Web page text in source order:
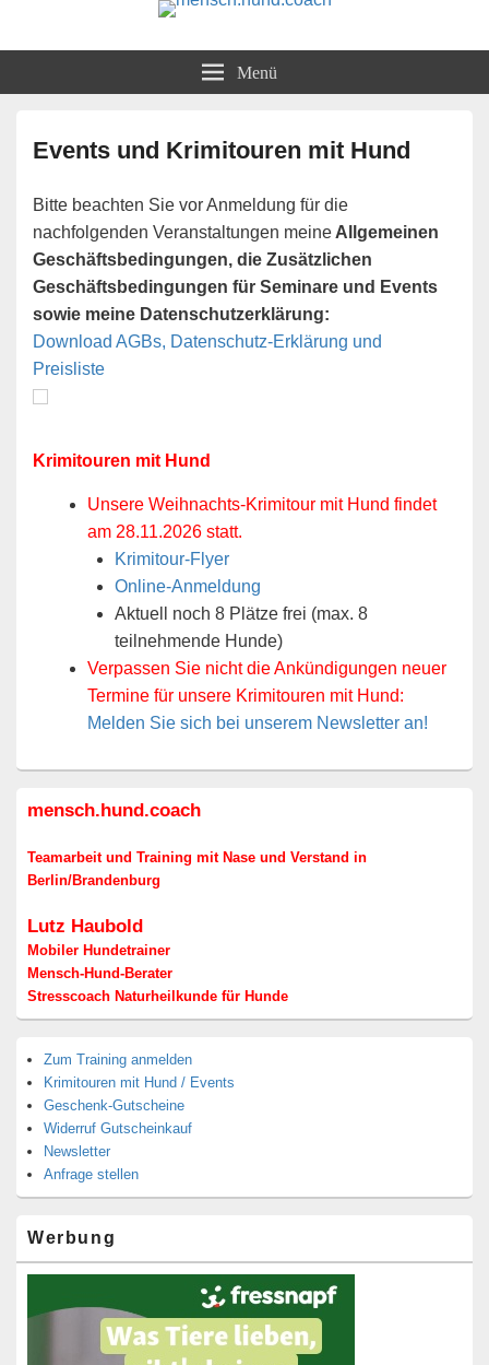
mensch.hund.coach
Menü
Events und Krimitouren mit Hund
Bitte beachten Sie vor Anmeldung für die
nachfolgenden Veranstaltungen meine Allgemeinen
Geschäftsbedingungen, die Zusätzlichen
Geschäftsbedingungen für Seminare und Events
sowie meine Datenschutzerklärung:
Download AGBs, Datenschutz-Erklärung und
Preisliste
Krimitouren mit Hund
Unsere Weihnachts-Krimitour mit Hund findet
am 28.11.2026 statt.
Krimitour-Flyer
Online-Anmeldung
Aktuell noch 8 Plätze frei (max. 8
teilnehmende Hunde)
Verpassen Sie nicht die Ankündigungen neuer
Termine für unsere Krimitouren mit Hund:
Melden Sie sich bei unserem Newsletter an!
Seitenleisten-
mensch.hund.coach
Teamarbeit und Training mit Nase und Verstand in
Berlin/Brandenburg
Lutz Haubold
Mobiler Hundetrainer
Mensch-Hund-Berater
Stresscoach Naturheilkunde für Hunde
Zum Training anmelden
Krimitouren mit Hund / Events
Geschenk-Gutscheine
Widerruf Gutscheinkauf
Newsletter
Anfrage stellen
Werbung